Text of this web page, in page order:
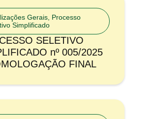
Gerais Processo
Simplificado
SELETIVO
nº 005/2025
FINAL